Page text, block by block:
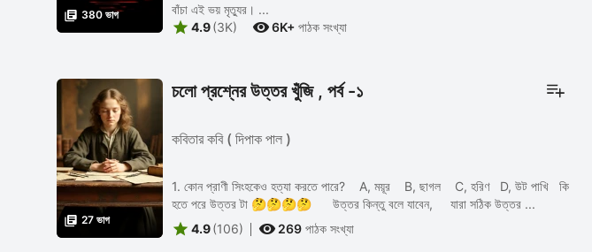
 380 ভাগ
বাঁচা এই ভয় মৃত্যুর। ...
 4.9(3K) 6K+ পাঠক সংখ্যা
 27 ভাগ
চলো প্রশ্নের উত্তর খুঁজি , পর্ব -১
কবিতার কবি ( দিপাক পাল )
1. কোন প্রাণী সিংহকেও হত্যা করতে পারে? A, ময়ূর B, ছাগল C, হরিণ D, উট পাখি কি
হতে পরে উত্তর টা 🤔🤔🤔🤔 উত্তর কিন্তু বলে যাবেন, যারা সঠিক উত্তর ...
 4.9(106)  269 পাঠক সংখ্যা